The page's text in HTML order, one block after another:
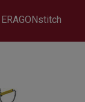
ERAGONstitch